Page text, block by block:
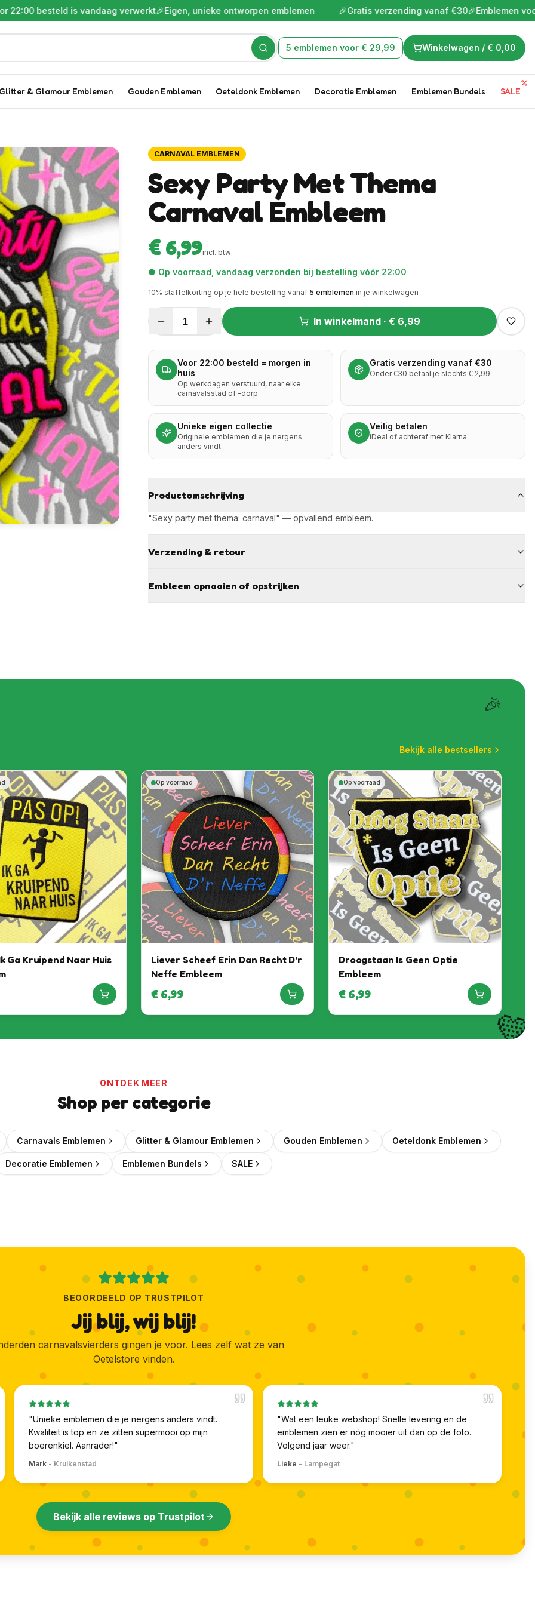
besteld is vandaag verwerkt🎉Eigen, unieke ontworpen emblemen 🎉Gratis verzending vanaf €30🎉Emblemen voor de
5 emblemen voor € 29,99 Winkelwagen / € 0,00
Glitter & Glamour Emblemen Gouden Emblemen Oeteldonk Emblemen Decoratie Emblemen Emblemen Bundels SALE
CARNAVAL EMBLEMEN
Sexy Party Met Thema
Carnaval Embleem
€ 6,99incl. btw
● Op voorraad, vandaag verzonden bij bestelling vóór 22:00
10% staffelkorting op je hele bestelling vanaf 5 emblemen in je winkelwagen
1 In winkelmand · € 6,99
Voor 22:00 besteld = morgen in
huis
Op werkdagen verstuurd, naar elke
carnavalsstad of -dorp.
Gratis verzending vanaf €30
Onder €30 betaal je slechts € 2,99.
Unieke eigen collectie
Originele emblemen die je nergens
anders vindt.
Veilig betalen
iDeal of achteraf met Klarna
Productomschrijving
"Sexy party met thema: carnaval" — opvallend embleem.
Verzending & retour
Embleem opnaaien of opstrijken
💛
🎉
Bekijk alle bestsellers
Ga Kruipend Naar Huis
Op voorraad
Liever Scheef Erin Dan Recht D'r
Neffe Embleem
€ 6,99
Op voorraad
Droogstaan Is Geen Optie
Embleem
€ 6,99
ONTDEK MEER
Shop per categorie
Carnavals Emblemen Glitter & Glamour Emblemen Gouden Emblemen Oeteldonk Emblemen
Decoratie Emblemen Emblemen Bundels SALE
BEOORDEELD OP TRUSTPILOT
Jij blij, wij blij!
carnavalsvierders gingen je voor. Lees zelf wat ze van
Oetelstore vinden.
"Unieke emblemen die je nergens anders vindt.
Kwaliteit is top en ze zitten supermooi op mijn
boerenkiel. Aanrader!"
Mark - Kruikenstad
"Wat een leuke webshop! Snelle levering en de
emblemen zien er nóg mooier uit dan op de foto.
Volgend jaar weer."
Lieke - Lampegat
Bekijk alle reviews op Trustpilot
Het feest kan beginnen, want
Wil je elke week een leuke kortingscode in je mailbox?
✨Als eerste de nieuwste emblemen
📬Geen spam, uitschrijven kan altijd